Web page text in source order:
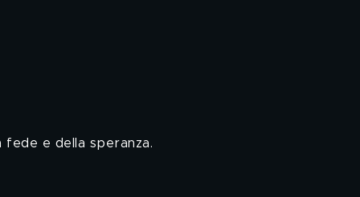
fede e della speranza.